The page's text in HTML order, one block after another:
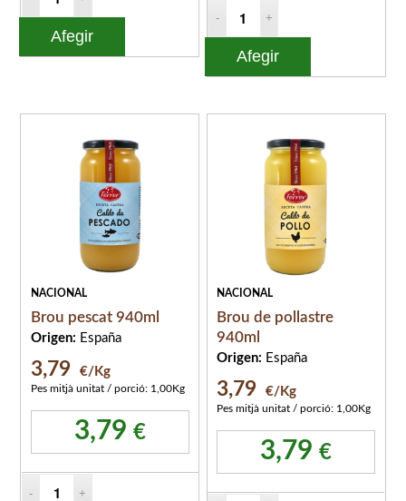
Afegir
Afegir
NACIONAL
Brou pescat 940ml
Origen: España
3,79 €/Kg
Pes mitjà unitat / porció: 1,00Kg
3,79 €
NACIONAL
Brou de pollastre
940ml
Origen: España
3,79 €/Kg
Pes mitjà unitat / porció: 1,00Kg
3,79€